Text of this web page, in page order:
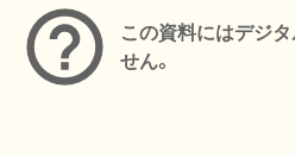
この資料にはデジ
せん。